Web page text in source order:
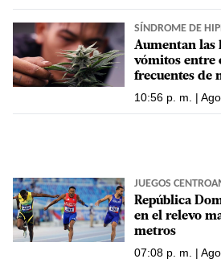
SÍNDROME DE
Aumentan las
vómitos entre
frecuentes de
10:56 p. m. |
JUEGOS
República
en el relevo
metros
07:08 p. m. |